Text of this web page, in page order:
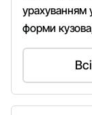
урахуванням
форми кузова,